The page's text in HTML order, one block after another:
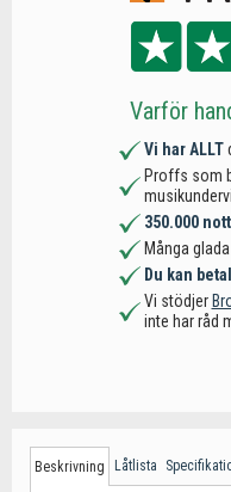
Varför
Vi har ALLT
Proffs som
350.000
Många
Du kan
Vi stödjer
inte har råd
Beskrivning Låtlista